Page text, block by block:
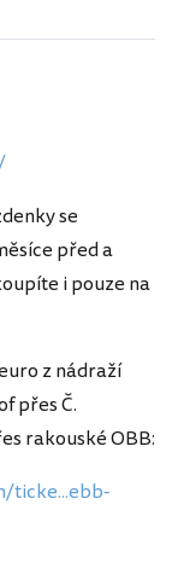
se
před a
i pouze na
z nádraží
přes Č.
rakouské OBB:
ticke...ebb-